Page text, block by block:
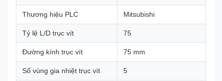
Thương hiệu PLC Mitsubishi
Tỷ lệ L/D trục vít 75
Đường kính trục vít 75 mm
Số vùng gia nhiệt trục vít 5